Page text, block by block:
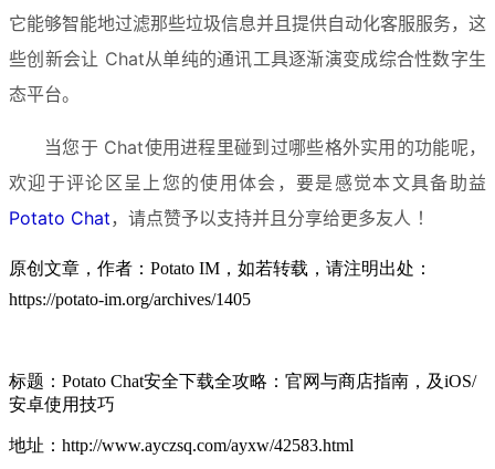
它能够智能地过滤那些垃圾信息并且提供自动化客服服务，这
些创新会让 Chat从单纯的通讯工具逐渐演变成综合性数字生
态平台。
当您于 Chat使用进程里碰到过哪些格外实用的功能呢，
欢迎于评论区呈上您的使用体会，要是感觉本文具备助益
Potato Chat，请点赞予以支持并且分享给更多友人 ！
原创文章，作者：Potato IM，如若转载，请注明出处：
https://potato-im.org/archives/1405
标题：Potato Chat安全下载全攻略：官网与商店指南，及iOS/
安卓使用技巧
地址：http://www.ayczsq.com/ayxw/42583.html